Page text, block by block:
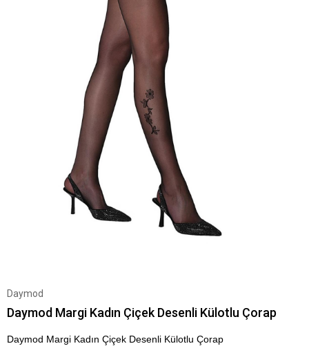
Daymod
Daymod Margi Kadın Çiçek Desenli Külotlu Çorap
Daymod Margi Kadın Çiçek Desenli Külotlu Çorap